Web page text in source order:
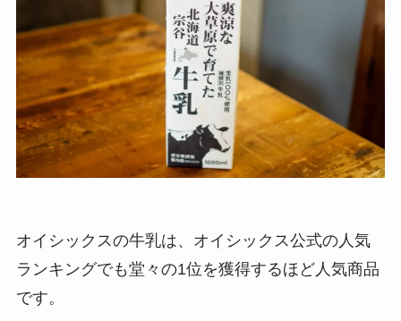
オイシックスの牛乳は、オイシックス公式の人気
ランキングでも堂々の1位を獲得するほど人気商品
です。